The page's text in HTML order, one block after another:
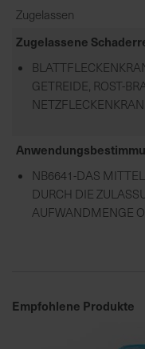
Zugelassen
Zugelassene
GETREIDE, ROST-
NB6641-DAS
DURCH DIE
AUFWANDMENGE
Empfohlene Produkte